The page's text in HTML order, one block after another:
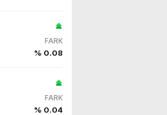
FARK
% 0.08
FARK
% 0.04